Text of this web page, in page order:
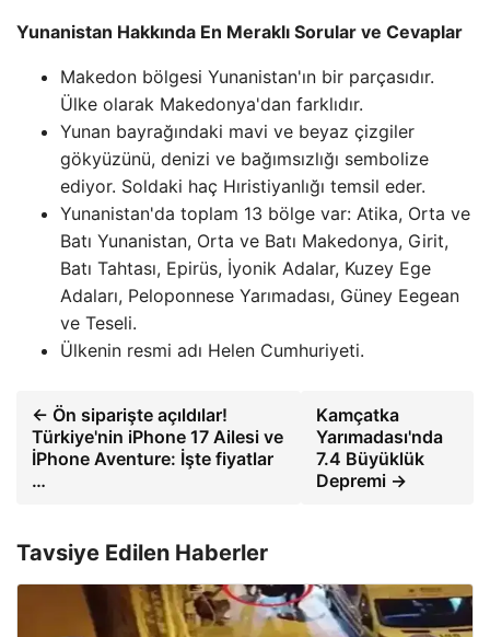
Yunanistan Hakkında En Meraklı Sorular ve Cevaplar
Makedon bölgesi Yunanistan'ın bir parçasıdır.
Ülke olarak Makedonya'dan farklıdır.
Yunan bayrağındaki mavi ve beyaz çizgiler
gökyüzünü, denizi ve bağımsızlığı sembolize
ediyor. Soldaki haç Hıristiyanlığı temsil eder.
Yunanistan'da toplam 13 bölge var: Atika, Orta ve
Batı Yunanistan, Orta ve Batı Makedonya, Girit,
Batı Tahtası, Epirüs, İyonik Adalar, Kuzey Ege
Adaları, Peloponnese Yarımadası, Güney Eegean
ve Teseli.
Ülkenin resmi adı Helen Cumhuriyeti.
← Ön siparişte açıldılar!
Türkiye'nin iPhone 17 Ailesi ve
İPhone Aventure: İşte fiyatlar
…
Kamçatka
Yarımadası'nda
7.4 Büyüklük
Depremi →
Tavsiye Edilen Haberler